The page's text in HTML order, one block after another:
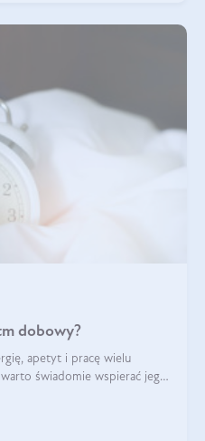
dobowy?
apetyt i pracę wielu
świadomie wspierać jego